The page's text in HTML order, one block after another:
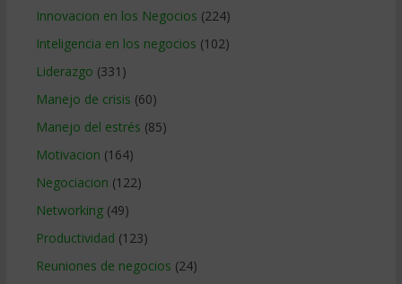
Innovacion en los Negocios (224)
Inteligencia en los negocios (102)
Liderazgo (331)
Manejo de crisis (60)
Manejo del estrés (85)
Motivacion (164)
Negociacion (122)
Networking(49)
Productividad (123)
Reuniones de negocios (24)